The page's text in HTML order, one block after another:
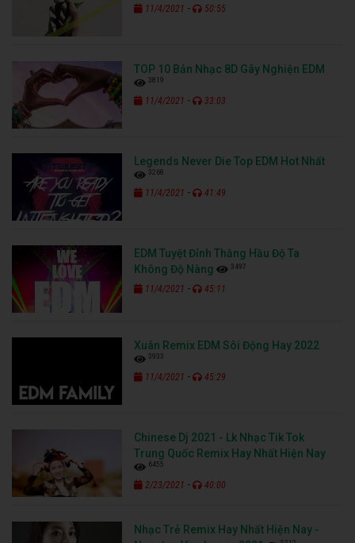
11/4/2021 - 50:55
TOP 10 Bản Nhạc 8D Gây Nghiện EDM
3819
11/4/2021 - 33:03
Legends Never Die Top EDM Hot Nhất
3268
11/4/2021 - 41:49
EDM Tuyệt Đỉnh Thằng Hầu Độ Ta
Không Độ Nàng
3497
11/4/2021 - 45:11
Xuân Remix EDM Sôi Động Hay 2022
3933
11/4/2021 - 45:29
Chinese Dj 2021 - Lk Nhạc Tik Tok
Trung Quốc Remix Hay Nhất Hiện Nay
6455
2/23/2021 - 40:00
Nhạc Trẻ Remix Hay Nhất Hiện Nay -